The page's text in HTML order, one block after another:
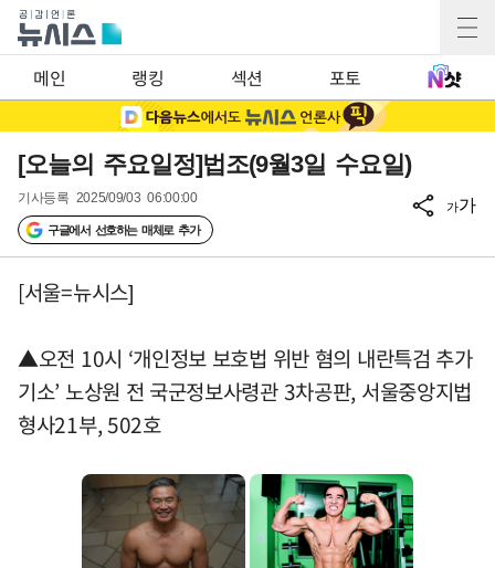
메인 랭킹 섹션 포토
[오늘의 주요일정]법조(9월3일 수요일)
기사등록 2025/09/03 06:00:00
구글에서 선호하는 매체로 추가
가가
[서울=뉴시스]
▲오전 10시 ‘개인정보 보호법 위반 혐의 내란특검 추가
기소’ 노상원 전 국군정보사령관 3차공판, 서울중앙지법
형사21부, 502호